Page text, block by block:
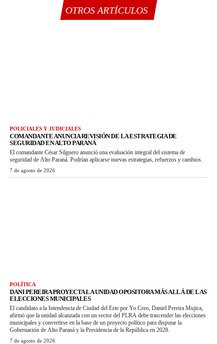
OTROS ARTÍCULOS
POLICIALES Y JUDICIALES
COMANDANTE ANUNCIA REVISIÓN DE LA ESTRATEGIA DE
SEGURIDAD EN ALTO PARANÁ
El comandante César Silguero anunció una evaluación integral del sistema de
seguridad de Alto Paraná. Podrían aplicarse nuevas estrategias, refuerzos y cambios.
7 de agosto de 2026
POLÍTICA
DANI PEREIRA PROYECTA LA UNIDAD OPOSITORA MÁS ALLÁ DE LAS
ELECCIONES MUNICIPALES
El candidato a la Intendencia de Ciudad del Este por Yo Creo, Daniel Pereira Mujica,
afirmó que la unidad alcanzada con un sector del PLRA debe trascender las elecciones
municipales y convertirse en la base de un proyecto político para disputar la
Gobernación de Alto Paraná y la Presidencia de la República en 2028.
7 de agosto de 2026